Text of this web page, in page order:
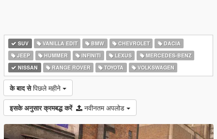
SUV VANILLA EDIT BMW CHEVROLET
DACIA
JEEP
HUMMER INFINITI LEXUS
MERCEDES-BENZ
NISSAN
RANGE ROVER TOYOTA VOLKSWAGEN
के बाद से पिछले महीने
इसके अनुसार क्रमबद्ध करें नवीनतम अपलोड